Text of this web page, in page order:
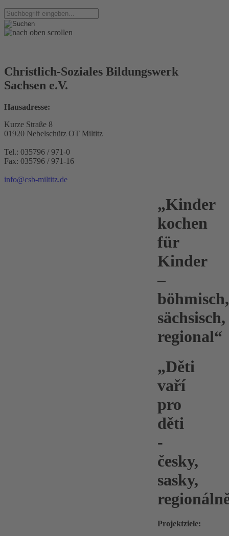
Christlich-Soziales Bildungswerk
Sachsen e.V.
Hausadresse:
Kurze Straße 8
01920 Nebelschütz OT Miltitz
Tel.: 035796 / 971-0
Fax: 035796 / 971-16
info@csb-miltitz.de
„Kinder
kochen
für
Kinder
–
böhmisch,
sächsisch,
regional“
„Děti
vaří
pro
děti
-
česky,
sasky,
Projektziele: